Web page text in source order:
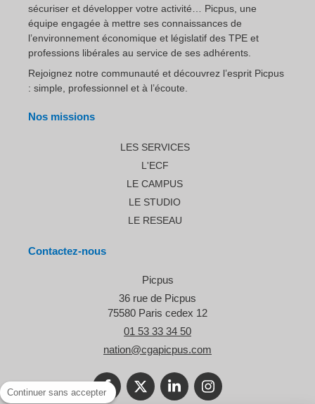
sécuriser et développer votre activité… Picpus, une
équipe engagée à mettre ses connaissances de
l’environnement économique et législatif des TPE et
professions libérales au service de ses adhérents.
Rejoignez notre communauté et découvrez l’esprit Picpus
: simple, professionnel et à l’écoute.
Nos missions
LES SERVICES
L'ECF
LE CAMPUS
LE STUDIO
LE RESEAU
Contactez-nous
Picpus
36 rue de Picpus
75580 Paris cedex 12
01 53 33 34 50
nation@cgapicpus.com
Continuer sans accepter